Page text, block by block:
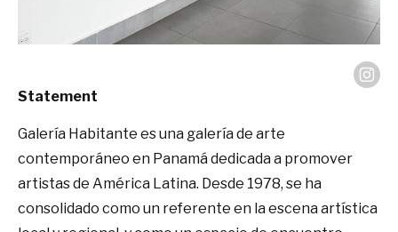
Statement
Galería Habitante es una galería de arte
contemporáneo en Panamá dedicada a promover
artistas de América Latina. Desde 1978, se ha
consolidado como un referente en la escena artística